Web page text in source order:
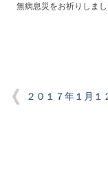
無病息災をお祈りしまし
２０１７年１月１